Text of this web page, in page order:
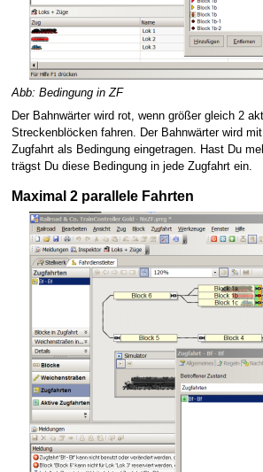
Abb: Bedingung in ZF
Der Bahnwärter wird rot, wenn größer gleich 2
Streckenblöcken fahren. Der Bahnwärter wird
Zugfahrt als Bedingung eingetragen. Hast Du
trägst Du diese Bedingung in jede Zugfahrt ein.
Maximal 2 parallele Fahrten